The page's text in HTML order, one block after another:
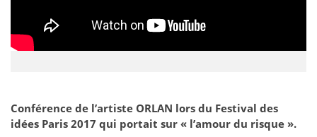
Conférence de l’artiste ORLAN lors du Festival des
idées Paris 2017 qui portait sur « l’amour du risque ».